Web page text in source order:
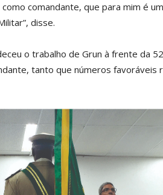
comandante, que para mim é
disse.
o trabalho de Grun à frente da
tanto que números favoráveis